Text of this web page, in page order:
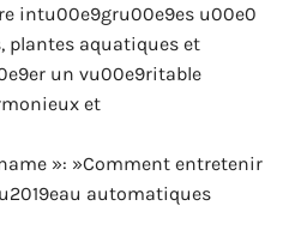
intu00e9gru00e9es u00e0
plantes aquatiques et
un vu00e9ritable
et
»: »Comment entretenir
automatiques